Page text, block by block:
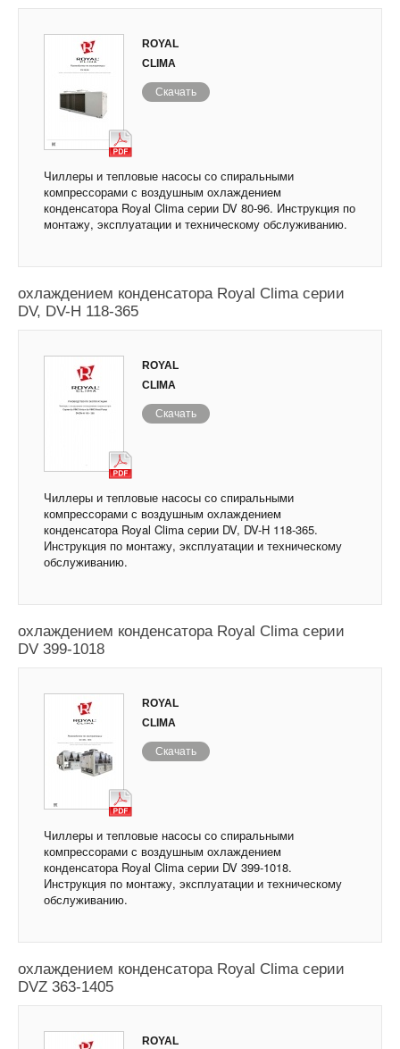
ROYAL
CLIMA
Скачать
Чиллеры и тепловые насосы со спиральными
компрессорами с воздушным охлаждением
конденсатора Royal Clima серии DV 80-96. Инструкция по
монтажу, эксплуатации и техническому обслуживанию.
охлаждением конденсатора Royal Clima серии
DV, DV-H 118-365
ROYAL
CLIMA
Скачать
Чиллеры и тепловые насосы со спиральными
компрессорами с воздушным охлаждением
конденсатора Royal Clima серии DV, DV-H 118-365.
Инструкция по монтажу, эксплуатации и техническому
обслуживанию.
охлаждением конденсатора Royal Clima серии
DV 399-1018
ROYAL
CLIMA
Скачать
Чиллеры и тепловые насосы со спиральными
компрессорами с воздушным охлаждением
конденсатора Royal Clima серии DV 399-1018.
Инструкция по монтажу, эксплуатации и техническому
обслуживанию.
охлаждением конденсатора Royal Clima серии
DVZ 363-1405
ROYAL